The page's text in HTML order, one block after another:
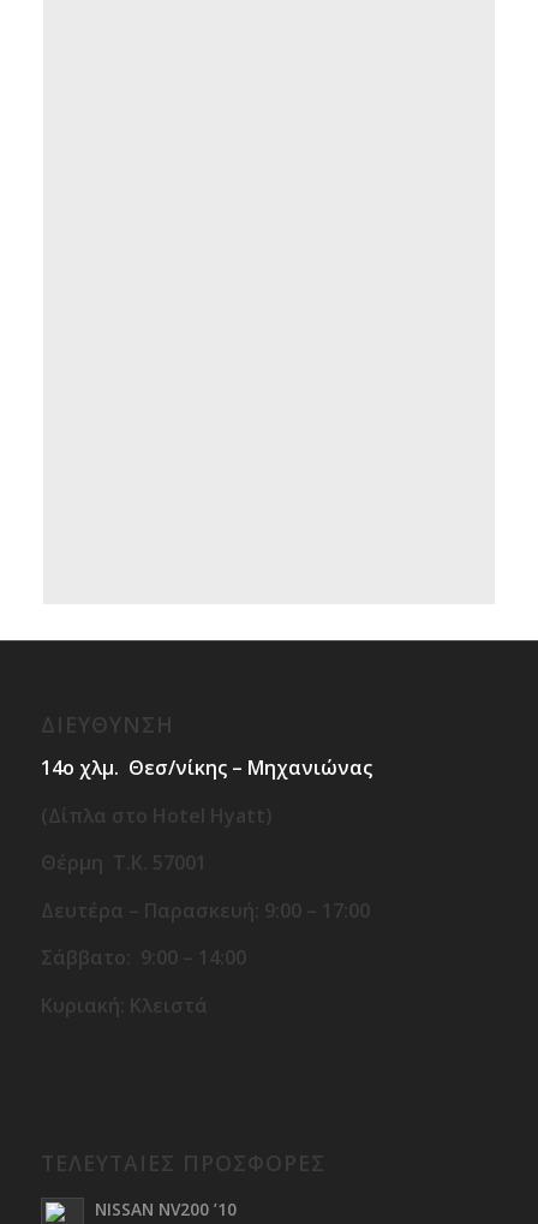
ΔΙΕΥΘΥΝΣΗ
14ο χλμ. Θεσ/νίκης – Μηχανιώνας
(Δίπλα στο Hotel Hyatt)
Θέρμη T.K. 57001
Δευτέρα – Παρασκευή: 9:00 – 17:00
Σάββατο: 9:00 – 14:00
Κυριακή: Κλειστά
ΤΕΛΕΥΤΑΙΕΣ ΠΡΟΣΦΟΡΕΣ
NISSAN NV200 ’10